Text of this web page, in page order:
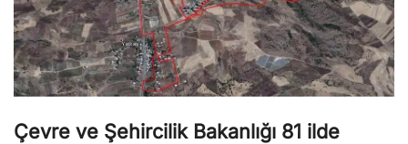
Çevre ve Şehircilik Bakanlığı 81 ilde